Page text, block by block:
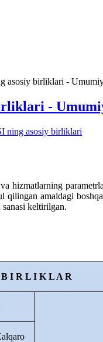
asosiy birliklari -
-
ning asosiy birliklari
hizmatlarning
amaldagi
keltirilgan.
B I R L I K L A R